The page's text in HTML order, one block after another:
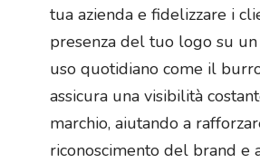
tua azienda e fidelizzare i
presenza del tuo logo su
uso quotidiano come il
assicura una visibilità
marchio, aiutando a
riconoscimento del brand e